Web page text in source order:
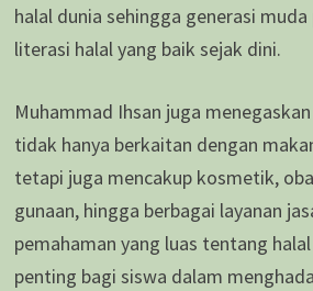
halal dunia sehingga generasi
literasi halal yang baik sejak dini.
Muhammad Ihsan juga
tidak hanya berkaitan dengan
tetapi juga mencakup kosmetik,
gunaan, hingga berbagai layanan
pemahaman yang luas tentang
penting bagi siswa dalam